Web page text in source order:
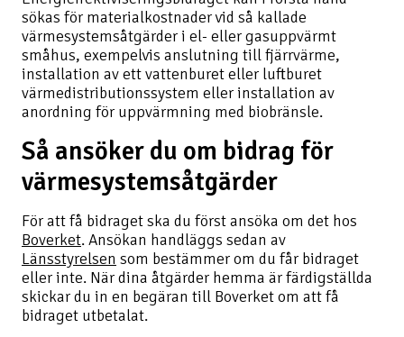
sökas för materialkostnader vid så kallade
värmesystemsåtgärder i el- eller gasuppvärmt
småhus, exempelvis anslutning till fjärrvärme,
installation av ett vattenburet eller luftburet
värmedistributionssystem eller installation av
anordning för uppvärmning med biobränsle.
Så ansöker du om bidrag för
värmesystemsåtgärder
För att få bidraget ska du först ansöka om det hos
Boverket. Ansökan handläggs sedan av
Länsstyrelsen som bestämmer om du får bidraget
eller inte. När dina åtgärder hemma är färdigställda
skickar du in en begäran till Boverket om att få
bidraget utbetalat.